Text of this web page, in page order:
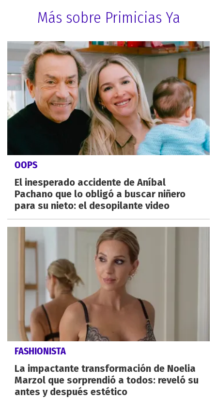
Más sobre Primicias Ya
OOPS
El inesperado accidente de Aníbal
Pachano que lo obligó a buscar niñero
para su nieto: el desopilante video
FASHIONISTA
La impactante transformación de Noelia
Marzol que sorprendió a todos: reveló su
antes y después estético